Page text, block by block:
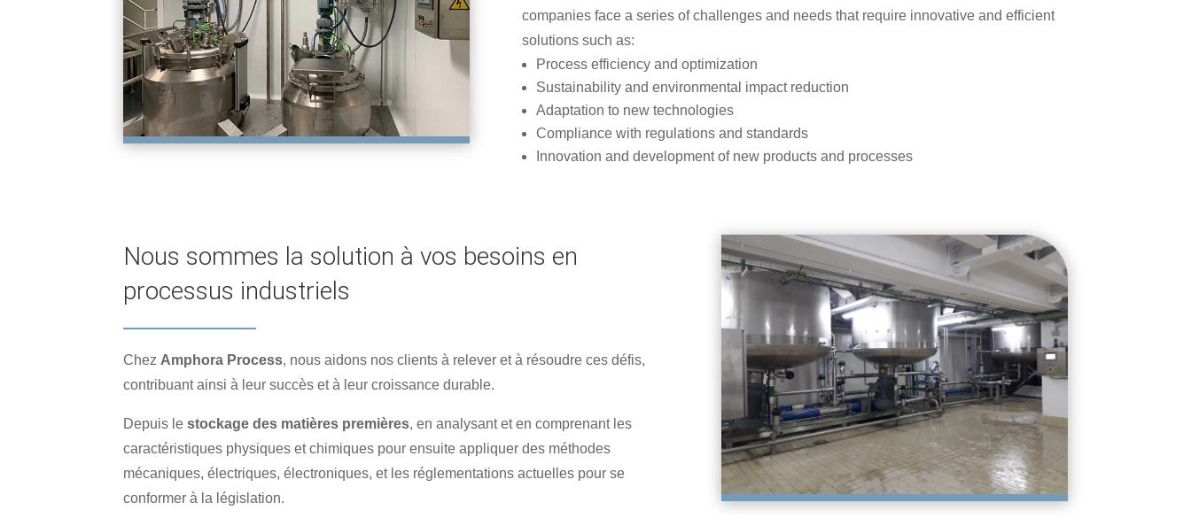
companies face a series of challenges and needs that require innovative and efficient
solutions such as:
Process efficiency and optimization
Sustainability and environmental impact reduction
Adaptation to new technologies
Compliance with regulations and standards
Innovation and development of new products and processes
Nous sommes la solution à vos besoins en
processus industriels
Chez Amphora Process, nous aidons nos clients à relever et à résoudre ces défis,
contribuant ainsi à leur succès et à leur croissance durable.
Depuis lestockage des matières premières, en analysant et en comprenant les
caractéristiques physiques et chimiques pour ensuite appliquer des méthodes
mécaniques, électriques, électroniques, et les réglementations actuelles pour se
conformer à la législation.